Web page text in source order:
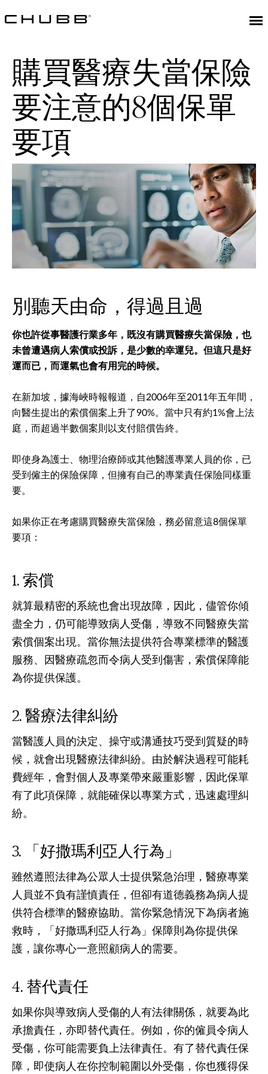
購買醫療失當保險
要注意的8個保單
要項
別聽天由命，得過且過
你也許從事醫護行業多年，既沒有購買醫療失當保險，也
未曾遭遇病人索償或投訴，是少數的幸運兒。但這只是好
運而已，而運氣也會有用完的時候。
在新加坡，據海峽時報報道，自2006年至2011年五年間，
向醫生提出的索償個案上升了90%。當中只有約1%會上法
庭，而超過半數個案則以支付賠償告終。
即使身為護士、物理治療師或其他醫護專業人員的你，已
受到僱主的保險保障，但擁有自己的專業責任保險同樣重
要。
如果你正在考慮購買醫療失當保險，務必留意這8個保單
要項：
索償
就算最精密的系統也會出現故障，因此，儘管你傾
盡全力，仍可能導致病人受傷，導致不同醫療失當
索償個案出現。當你無法提供符合專業標準的醫護
服務、因醫療疏忽而令病人受到傷害，索償保障能
為你提供保護。
醫療法律糾紛
當醫護人員的決定、操守或溝通技巧受到質疑的時
候，就會出現醫療法律糾紛。由於解決過程可能耗
費經年，會對個人及專業帶來嚴重影響，因此保單
有了此項保障，就能確保以專業方式，迅速處理糾
紛。
「好撒瑪利亞人行為」
雖然遵照法律為公眾人士提供緊急治理，醫療專業
人員並不負有謹慎責任，但卻有道德義務為病人提
供符合標準的醫療協助。當你緊急情況下為病者施
救時，「好撒瑪利亞人行為」保障則為你提供保
護，讓你專心一意照顧病人的需要。
替代責任
如果你與導致病人受傷的人有法律關係，就要為此
承擔責任，亦即替代責任。例如，你的僱員令病人
受傷，你可能需要負上法律責任。有了替代責任保
障，即使病人在你控制範圍以外受傷，你也獲得保